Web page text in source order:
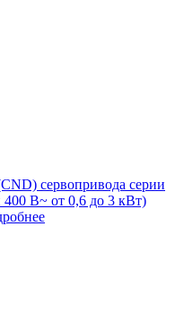
сервопривода серии
В~ от 0,6 до 3 кВт)